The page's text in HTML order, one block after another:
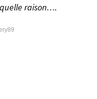
raison….